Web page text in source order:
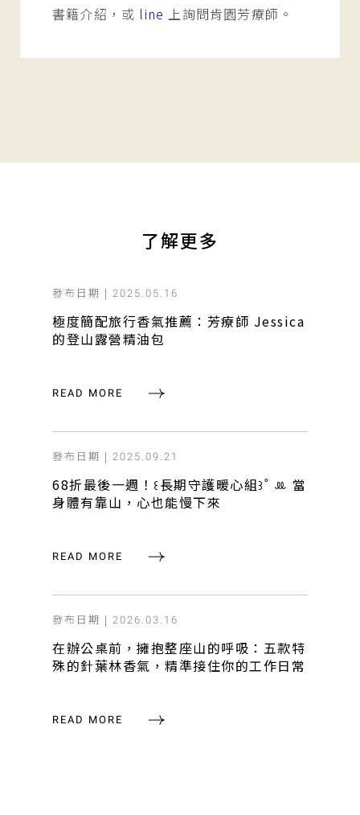
書籍介紹，或 line 上詢問肯園芳療師。
了解更多
發布日期 | 2025.05.16
極度簡配旅行香氣推薦：芳療師 Jessica
的登山露營精油包
READ MORE
發布日期 | 2025.09.21
68折最後一週！꒰長期守護暖心組꒱˚ ꔛ 當
身體有靠山，心也能慢下來
READ MORE
發布日期 | 2026.03.16
在辦公桌前，擁抱整座山的呼吸：五款特
殊的針葉林香氣，精準接住你的工作日常
READ MORE